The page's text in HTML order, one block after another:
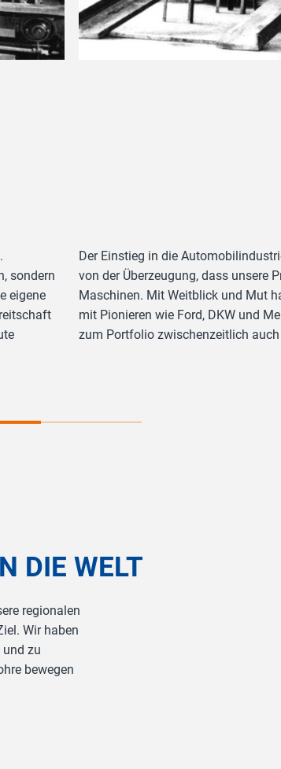
sondern
eigene
Der Einstieg in die
von der Überzeugung, dass unsere
Maschinen. Mit Weitblick und Mut
mit Pionieren wie Ford, DKW und
zum Portfolio zwischenzeitlich
DIE WELT
regionalen
Wir haben
zu
bewegen